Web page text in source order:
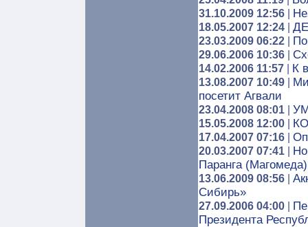
31.10.2009 12:56
18.05.2007 12:24
23.03.2009 06:22
29.06.2006 10:36
14.02.2006 11:57 К
13.08.2007 10:49
посетит Агвали
23.04.2008 08:01
15.05.2008 12:00
17.04.2007 07:16
20.03.2007 07:41
Паранга (Магомеда)
13.06.2009 08:56
Сибирь»
27.09.2006 04:00
Президента